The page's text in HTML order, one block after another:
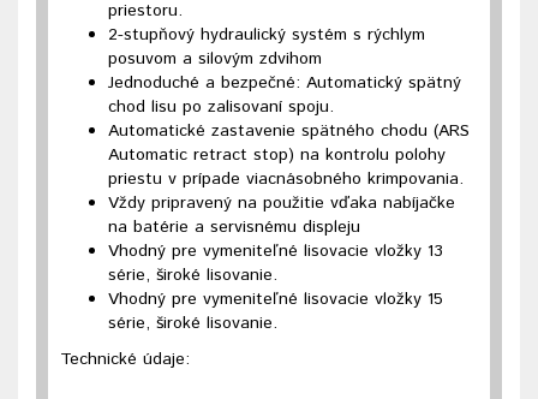
priestoru.
2-stupňový hydraulický systém s rýchlym
posuvom a silovým zdvihom
Jednoduché a bezpečné: Automatický spätný
chod lisu po zalisovaní spoju.
Automatické zastavenie spätného chodu (ARS
Automatic retract stop) na kontrolu polohy
priestu v prípade viacnásobného krimpovania.
Vždy pripravený na použitie vďaka nabíjačke
na batérie a servisnému displeju
Vhodný pre vymeniteľné lisovacie vložky 13
série, široké lisovanie.
Vhodný pre vymeniteľné lisovacie vložky 15
série, široké lisovanie.
Technické údaje: